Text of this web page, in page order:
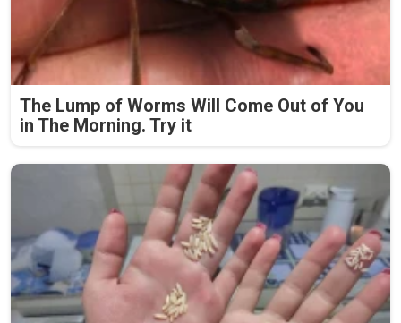
The Lump of Worms Will Come Out of You
in The Morning. Try it